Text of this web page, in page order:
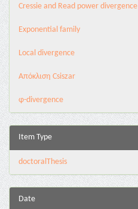
Cressie and Read power divergence
Exponential family
Local divergence
Απόκλιση Csiszar
φ-divergence
Item Type
doctoralThesis
Date